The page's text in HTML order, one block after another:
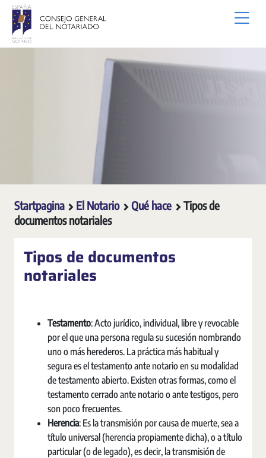
Overslaan en naar hoofdinhoud gaan
Startpagina El Notario Qué hace
Tipos de
documentos notariales
Tipos de documentos
notariales
Testamento: Acto jurídico, individual, libre y revocable
por el que una persona regula su sucesión nombrando
uno o más herederos. La práctica más habitual y
segura es el testamento ante notario en su modalidad
de testamento abierto. Existen otras formas, como el
testamento cerrado ante notario o ante testigos, pero
son poco frecuentes.
Herencia: Es la transmisión por causa de muerte, sea a
título universal (herencia propiamente dicha), o a título
particular (o de legado), es decir, la transmisión de